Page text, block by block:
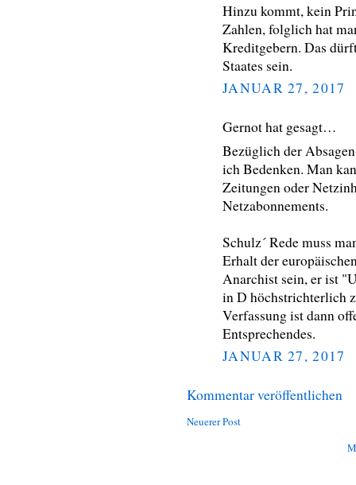
Hinzu kommt, kein
Zahlen, folglich hat
Kreditgebern. Das
Staates sein.
JANUAR 27, 2017
Gernot hat gesagt…
Bezüglich der
ich Bedenken. Man
Zeitungen oder
Netzabonnements.
Schulz´ Rede muss
Erhalt der
Anarchist sein, er ist
in D höchstrichterlich
Verfassung ist dann
Entsprechendes.
JANUAR 27, 2017
Kommentar veröffentlichen
Neuerer Post